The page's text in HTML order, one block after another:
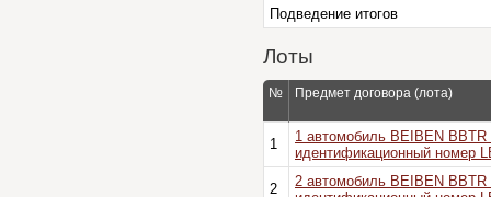
Подведение итогов
Лоты
№ Предмет договора (лота)
1
1 автомобиль BEIBEN
идентификационный номер
2
2 автомобиль BEIBEN BBTR